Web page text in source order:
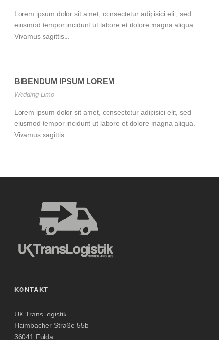
Lorem ipsum dolor sit amet, consectetur adipisici elit, sed
eiusmod tempor incidunt ut labore et dolore magna aliqua.
Vivamus sagittis...
BIBENDUM IPSUM LOREM
Wedding Limo
Lorem ipsum dolor sit amet, consectetur adipisici elit, sed
eiusmod tempor incidunt ut labore et dolore magna aliqua.
Vivamus sagittis...
KONTAKT
UK TransLogistik
Haimbacher Straße 55b
36041 Fulda